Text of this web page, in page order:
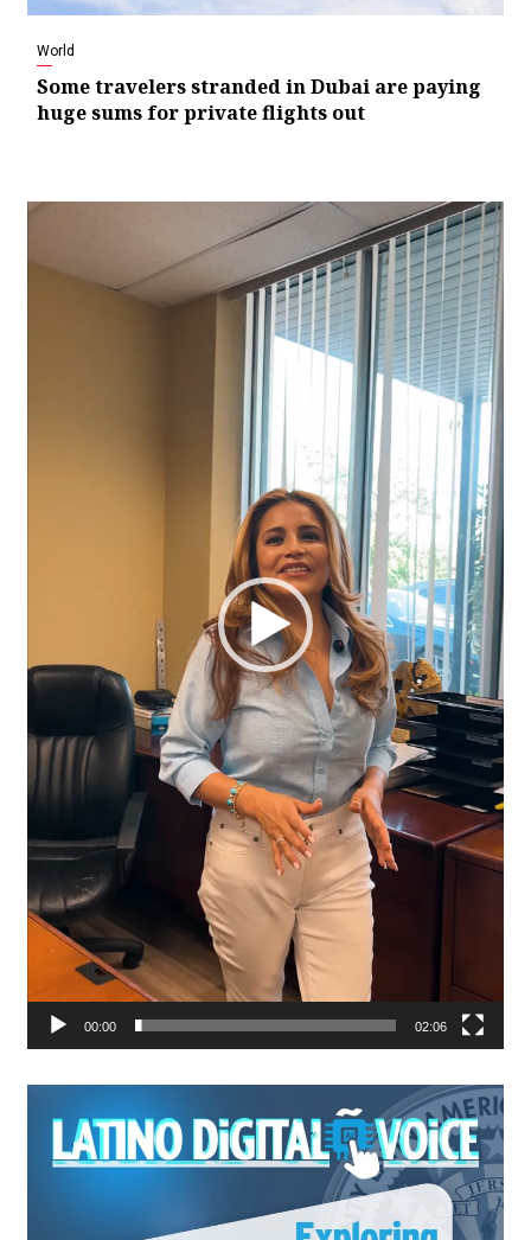
World
Some travelers stranded in Dubai are paying
huge sums for private flights out
Video
00:00 02:06